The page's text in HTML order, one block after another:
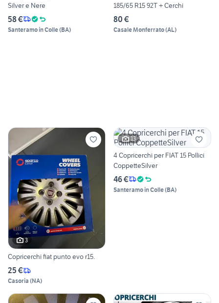
Silver e Nere
58 €
Santeramo in Colle(BA)
185/65 R15 92T + Cerchi
80 €
Casale Monferrato(AL)
3
Copricerchi fiat punto evo r15.
25 €
Casoria (NA)
13
4 Copricerchi per FIAT 15 Pollici
CoppetteSilver
46 €
Santeramo in Colle(BA)